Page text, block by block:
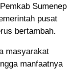
Sumenep
pusat
bertambah.
masyarakat
manfaatnya